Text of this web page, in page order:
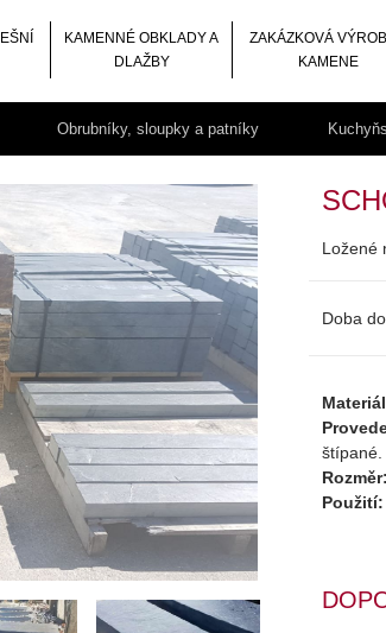
KAMENNÉ OBKLADY A
DLAŽBY
ZAKÁZKOVÁ
KAMENE
Obrubníky, sloupky a patníky
Ložené
Doba
štípané.
Rozměr:
Použití: